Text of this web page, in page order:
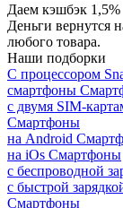
Даем кэшбэк 1,5%
Деньги вернутся
любого товара.
Наши подборки
С процессором
смартфоны
с двумя SIM-
Смартфоны
на Android
на iOs Смартфоны
с беспроводной
с быстрой
Смартфоны